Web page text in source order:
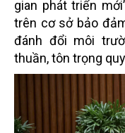
gian phát triển
trên cơ sở bảo
đánh đổi môi
thuần, tôn trọng